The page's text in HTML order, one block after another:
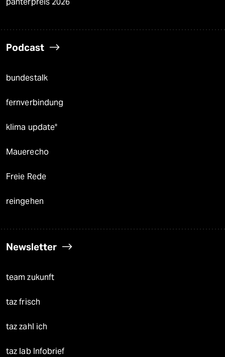
panterpreis 2026
Podcast
bundestalk
fernverbindung
klima update°
Mauerecho
Freie Rede
reingehen
Newsletter
team zukunft
taz frisch
taz zahl ich
taz lab Infobrief